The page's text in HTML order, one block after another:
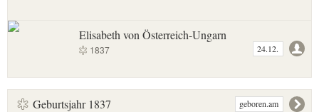
Elisabeth von Österreich-Ungarn
1837 24.12.
Geburtsjahr 1837 geboren.am